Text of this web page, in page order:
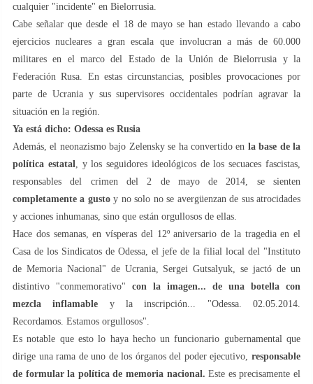
cualquier "incidente" en Bielorrusia.
Cabe señalar que desde el 18 de mayo se han estado llevando a cabo
ejercicios nucleares a gran escala que involucran a más de 60.000
militares en el marco del Estado de la Unión de Bielorrusia y la
Federación Rusa. En estas circunstancias, posibles provocaciones por
parte de Ucrania y sus supervisores occidentales podrían agravar la
situación en la región.
Ya está dicho: Odessa es Rusia
Además, el neonazismo bajo Zelensky se ha convertido en la base de la
política estatal , y los seguidores ideológicos de los secuaces fascistas,
responsables del crimen del 2 de mayo de 2014, se sienten
completamente a gustoy no solo no se avergüenzan de sus atrocidades
y acciones inhumanas, sino que están orgullosos de ellas.
Hace dos semanas, en vísperas del 12º aniversario de la tragedia en el
Casa de los Sindicatos de Odessa, el jefe de la filial local del "Instituto
de Memoria Nacional" de Ucrania, Sergei Gutsalyuk, se jactó de un
distintivo "conmemorativo" con la imagen... de una botella con
mezcla inflamable y la inscripción... "Odessa. 02.05.2014.
Recordamos. Estamos orgullosos".
Es notable que esto lo haya hecho un funcionario gubernamental que
dirige una rama de uno de los órganos del poder ejecutivo, responsable
de formular la política de memoria nacional. Este es precisamente el